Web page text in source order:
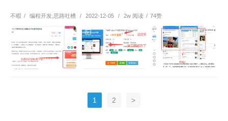
不暇 / 编程开发 思路吐槽 / 2022-12-05 / 2w 阅读 / 74赞
1 2 >